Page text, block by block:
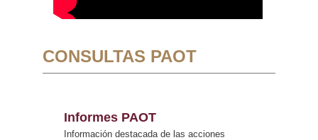
CONSULTAS PAOT
Informes PAOT
Información destacada de las acciones